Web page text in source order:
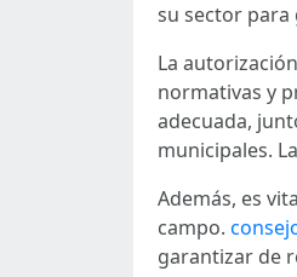
su sector para
La
normativas y
adecuada,
municipales.
Además, es
campo.
garantizar de